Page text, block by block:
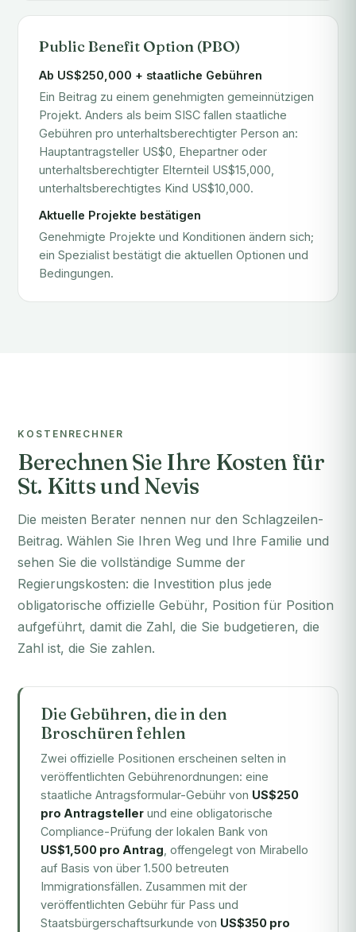
Public Benefit Option (PBO)
Ab US$250,000 + staatliche Gebühren
Ein Beitrag zu einem genehmigten gemeinnützigen
Projekt. Anders als beim SISC fallen staatliche
Gebühren pro unterhaltsberechtigter Person an:
Hauptantragsteller US$0, Ehepartner oder
unterhaltsberechtigter Elternteil US$15,000,
unterhaltsberechtigtes Kind US$10,000.
Aktuelle Projekte bestätigen
Genehmigte Projekte und Konditionen ändern sich;
ein Spezialist bestätigt die aktuellen Optionen und
Bedingungen.
KOSTENRECHNER
Berechnen Sie Ihre Kosten für
St. Kitts und Nevis
Die meisten Berater nennen nur den Schlagzeilen-
Beitrag. Wählen Sie Ihren Weg und Ihre Familie und
sehen Sie die vollständige Summe der
Regierungskosten: die Investition plus jede
obligatorische offizielle Gebühr, Position für Position
aufgeführt, damit die Zahl, die Sie budgetieren, die
Zahl ist, die Sie zahlen.
Die Gebühren, die in den
Broschüren fehlen
Zwei offizielle Positionen erscheinen selten in
veröffentlichten Gebührenordnungen: eine
staatliche Antragsformular-Gebühr von US$250
pro Antragsteller und eine obligatorische
Compliance-Prüfung der lokalen Bank von
US$1,500 pro Antrag , offengelegt von Mirabello
auf Basis von über 1.500 betreuten
Immigrationsfällen. Zusammen mit der
veröffentlichten Gebühr für Pass und
Staatsbürgerschaftsurkunde von US$350 pro